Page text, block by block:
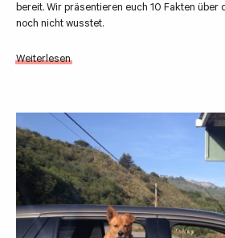
bereit. Wir präsentieren euch 10 Fakten
noch nicht wusstet.
Weiterlesen